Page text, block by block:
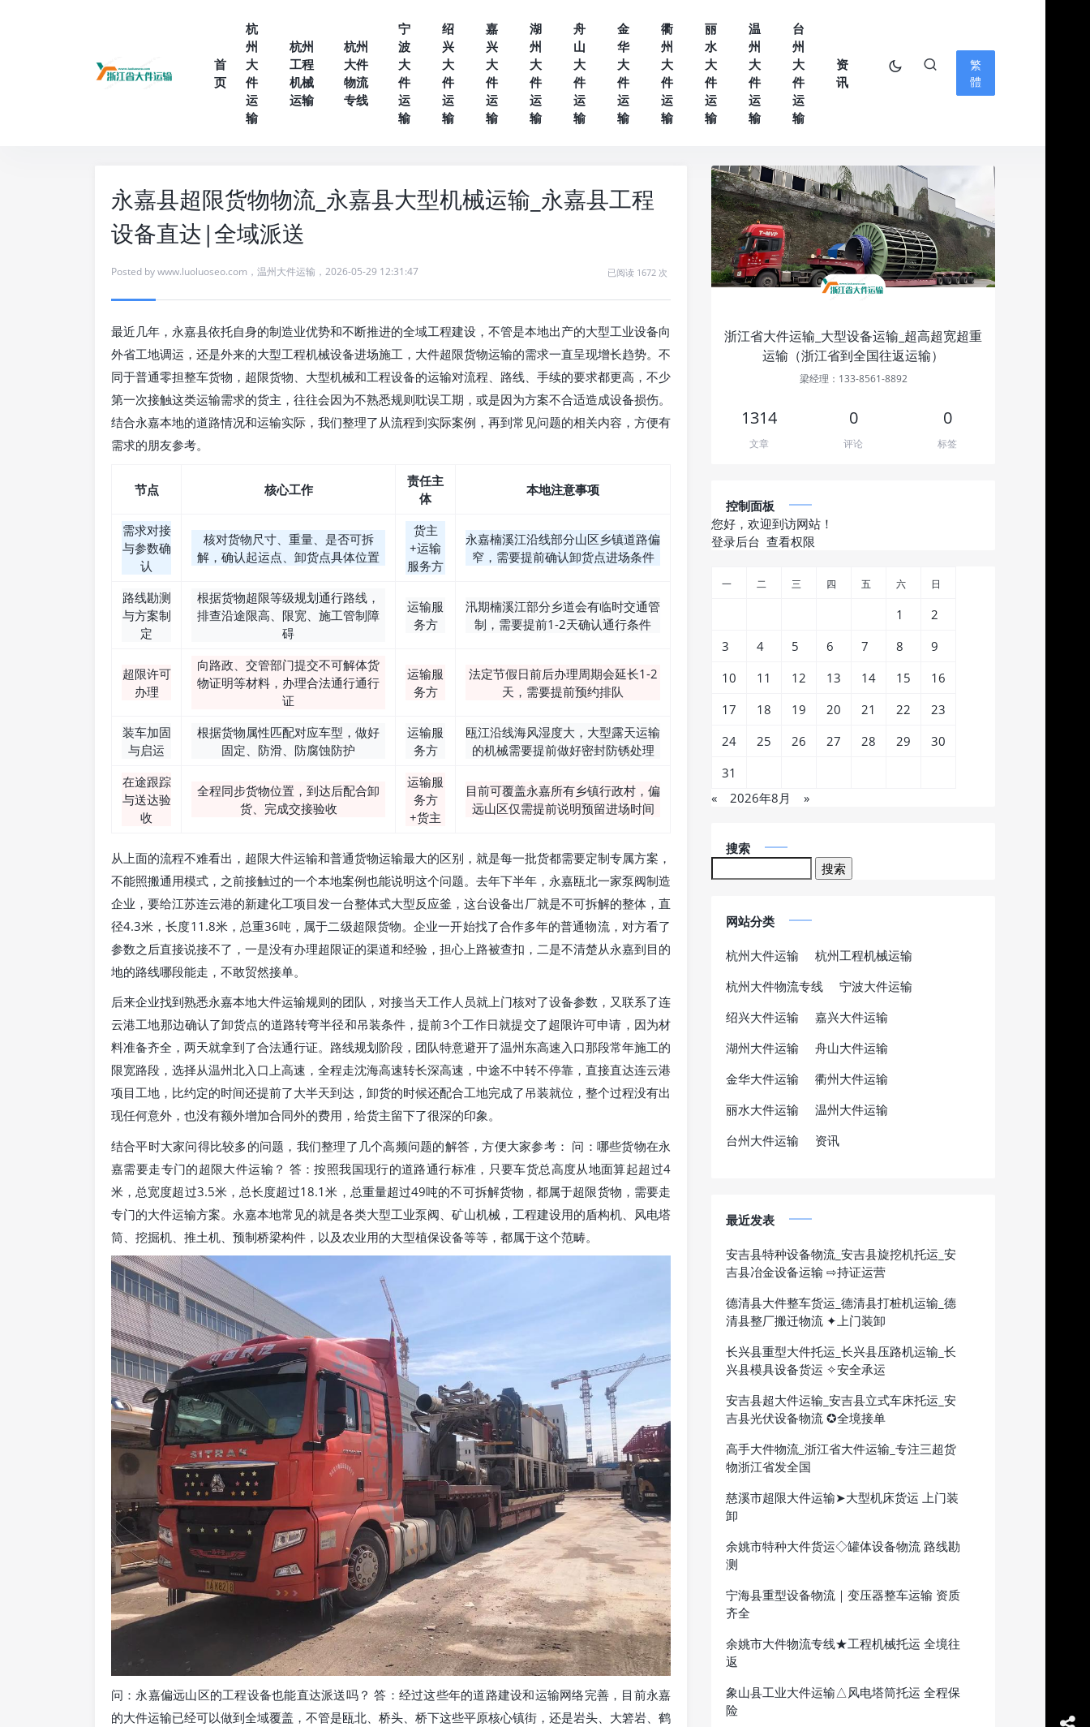
首
页
杭
州
大
件
运
输
杭州
工程
机械
运输
杭州
大件
物流
专线
宁
波
大
件
运
输
绍
兴
大
件
运
输
嘉
兴
大
件
运
输
湖
州
大
件
运
输
舟
山
大
件
运
输
金
华
大
件
运
输
衢
州
大
件
运
输
丽
水
大
件
运
输
温
州
大
件
运
输
台
州
大
件
运
输
资
讯
繁
體
永嘉县超限货物物流_永嘉县大型机械运输_永嘉县工程
设备直达|全域派送
Posted bywww.luoluoseo.com ， 温州大件运输 ， 2026-05-29 12:31:47 已阅读 1672 次
最近几年，永嘉县依托自身的制造业优势和不断推进的全域工程建设，不管是本地出产的大型工业设备向
外省工地调运，还是外来的大型工程机械设备进场施工，大件超限货物运输的需求一直呈现增长趋势。不
同于普通零担整车货物，超限货物、大型机械和工程设备的运输对流程、路线、手续的要求都更高，不少
第一次接触这类运输需求的货主，往往会因为不熟悉规则耽误工期，或是因为方案不合适造成设备损伤。
结合永嘉本地的道路情况和运输实际，我们整理了从流程到实际案例，再到常见问题的相关内容，方便有
需求的朋友参考。
节点 核心工作
责任主
体
本地注意事项
需求对接
与参数确
认
核对货物尺寸、重量、是否可拆
解，确认起运点、卸货点具体位置
货主
+运输
服务方
永嘉楠溪江沿线部分山区乡镇道路偏
窄，需要提前确认卸货点进场条件
路线勘测
与方案制
定
根据货物超限等级规划通行路线，
排查沿途限高、限宽、施工管制障
碍
运输服
务方
汛期楠溪江部分乡道会有临时交通管
制，需要提前1-2天确认通行条件
超限许可
办理
向路政、交管部门提交不可解体货
物证明等材料，办理合法通行通行
证
运输服
务方
法定节假日前后办理周期会延长1-2
天，需要提前预约排队
装车加固
与启运
根据货物属性匹配对应车型，做好
固定、防滑、防腐蚀防护
运输服
务方
瓯江沿线海风湿度大，大型露天运输
的机械需要提前做好密封防锈处理
在途跟踪
与送达验
收
全程同步货物位置，到达后配合卸
货、完成交接验收
运输服
务方
+货主
目前可覆盖永嘉所有乡镇行政村，偏
远山区仅需提前说明预留进场时间
从上面的流程不难看出，超限大件运输和普通货物运输最大的区别，就是每一批货都需要定制专属方案，
不能照搬通用模式，之前接触过的一个本地案例也能说明这个问题。去年下半年，永嘉瓯北一家泵阀制造
企业，要给江苏连云港的新建化工项目发一台整体式大型反应釜，这台设备出厂就是不可拆解的整体，直
径4.3米，长度11.8米，总重36吨，属于二级超限货物。企业一开始找了合作多年的普通物流，对方看了
参数之后直接说接不了，一是没有办理超限证的渠道和经验，担心上路被查扣，二是不清楚从永嘉到目的
地的路线哪段能走，不敢贸然接单。
后来企业找到熟悉永嘉本地大件运输规则的团队，对接当天工作人员就上门核对了设备参数，又联系了连
云港工地那边确认了卸货点的道路转弯半径和吊装条件，提前3个工作日就提交了超限许可申请，因为材
料准备齐全，两天就拿到了合法通行证。路线规划阶段，团队特意避开了温州东高速入口那段常年施工的
限宽路段，选择从温州北入口上高速，全程走沈海高速转长深高速，中途不中转不停靠，直接直达连云港
项目工地，比约定的时间还提前了大半天到达，卸货的时候还配合工地完成了吊装就位，整个过程没有出
现任何意外，也没有额外增加合同外的费用，给货主留下了很深的印象。
结合平时大家问得比较多的问题，我们整理了几个高频问题的解答，方便大家参考： 问：哪些货物在永
嘉需要走专门的超限大件运输？ 答：按照我国现行的道路通行标准，只要车货总高度从地面算起超过4
米，总宽度超过3.5米，总长度超过18.1米，总重量超过49吨的不可拆解货物，都属于超限货物，需要走
专门的大件运输方案。永嘉本地常见的就是各类大型工业泵阀、矿山机械，工程建设用的盾构机、风电塔
筒、挖掘机、推土机、预制桥梁构件，以及农业用的大型植保设备等等，都属于这个范畴。
问：永嘉偏远山区的工程设备也能直达派送吗？ 答：经过这些年的道路建设和运输网络完善，目前永嘉
的大件运输已经可以做到全域覆盖，不管是瓯北、桥头、桥下这些平原核心镇街，还是岩头、大箬岩、鹤
浙江省大件运输_大型设备运输_超高超宽超重
运输（浙江省到全国往返运输）
梁经理：133-8561-8892
1314
文章
0
评论
0
标签
控制面板
您好，欢迎到访网站！
登录后台 查看权限
« 2026年8月 »
一 二 三 四 五 六 日
1
2
3
4 5 6 7 8
9
10
11 12 13 14 15
16
17
18 19 20 21 22
23
24
25 26 27 28 29
30
31
搜索
网站分类
杭州大件运输
杭州工程机械运输
杭州大件物流专线
宁波大件运输
绍兴大件运输
嘉兴大件运输
湖州大件运输
舟山大件运输
金华大件运输
衢州大件运输
丽水大件运输
温州大件运输
台州大件运输
资讯
最近发表
安吉县特种设备物流_安吉县旋挖机托运_安
吉县冶金设备运输 ⇨持证运营
德清县大件整车货运_德清县打桩机运输_德
清县整厂搬迁物流 ✦上门装卸
长兴县重型大件托运_长兴县压路机运输_长
兴县模具设备货运 ✧安全承运
安吉县超大件运输_安吉县立式车床托运_安
吉县光伏设备物流 ✪全境接单
高手大件物流_浙江省大件运输_专注三超货
物浙江省发全国
慈溪市超限大件运输➤大型机床货运 上门装
卸
余姚市特种大件货运◇罐体设备物流 路线勘
测
宁海县重型设备物流｜变压器整车运输 资质
齐全
余姚市大件物流专线★工程机械托运 全境往
返
象山县工业大件运输△风电塔筒托运 全程保
险